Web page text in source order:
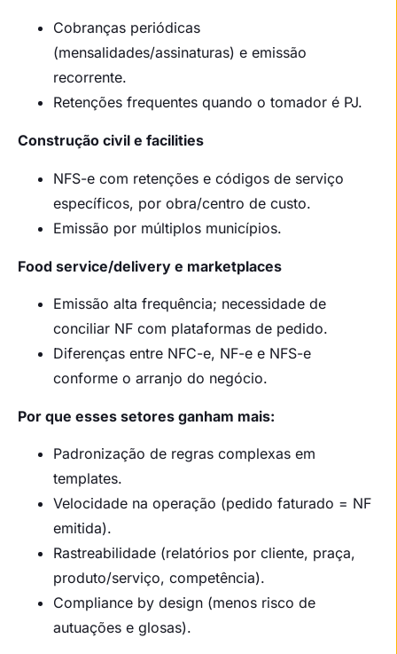
Cobranças periódicas
(mensalidades/assinaturas) e emissão
recorrente.
Retenções frequentes quando o tomador é PJ.
Construção civil e facilities
NFS-e com retenções e códigos de serviço
específicos, por obra/centro de custo.
Emissão por múltiplos municípios.
Food service/delivery e marketplaces
Emissão alta frequência; necessidade de
conciliar NF com plataformas de pedido.
Diferenças entre NFC-e, NF-e e NFS-e
conforme o arranjo do negócio.
Por que esses setores ganham mais:
Padronização de regras complexas em
templates.
Velocidade na operação (pedido faturado = NF
emitida).
Rastreabilidade (relatórios por cliente, praça,
produto/serviço, competência).
Compliance by design (menos risco de
autuações e glosas).